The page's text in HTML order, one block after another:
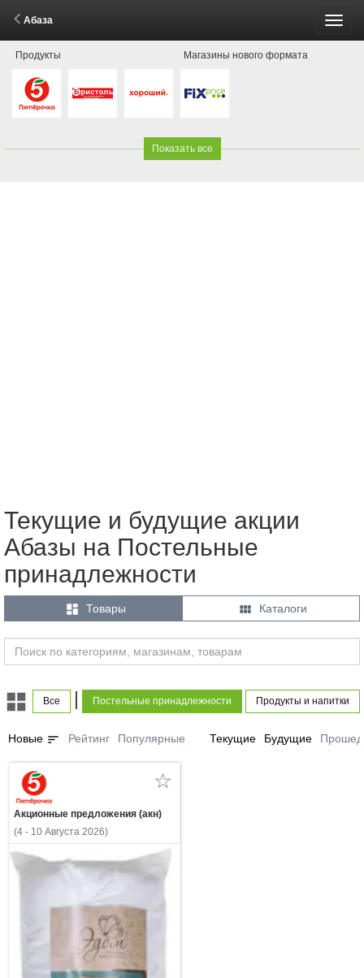
Абаза
Продукты Магазины нового формата
Показать все
Текущие и будущие акции
Абазы на Постельные
принадлежности
 Товары  Каталоги
Все Постельные принадлежности Продукты и напитки
Новые sort Рейтинг Популярные Текущие Будущие
Акционные предложения (акн)
(4 - 10 Августа 2026)